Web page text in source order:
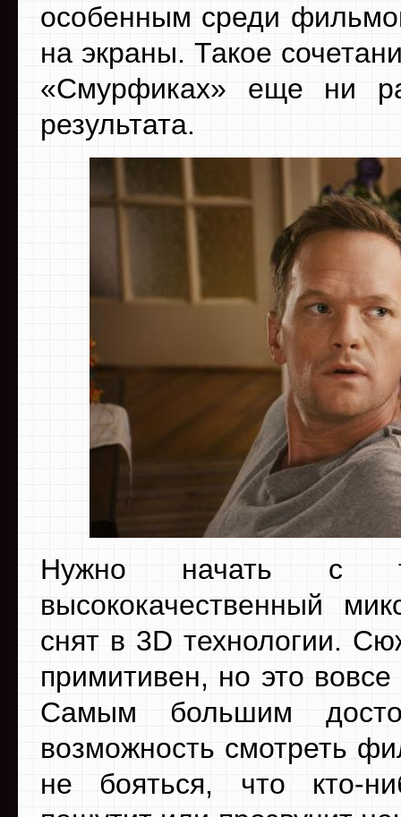
особенным среди
на экраны. Такое
«Смурфиках» еще ни
результата.
Нужно начать с
высококачественный
снят в 3D технологии.
примитивен, но это
Самым большим
возможность смотреть
не бояться, что кто-